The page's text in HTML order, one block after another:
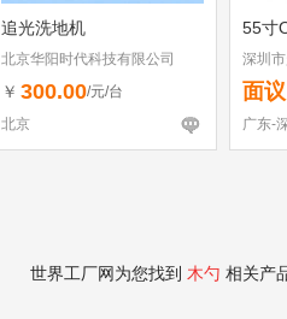
追光洗地机
北京华阳时代科技有限公司
￥ 300.00/元/台
北京
55寸
深圳
面议
广东-
世界工厂网为您找到 木勺 相关产